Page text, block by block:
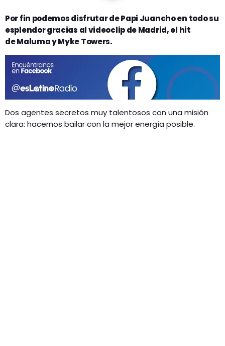
ACTUALIDAD
ESPECTÁCULOS
MÚSICA
ENTRETENIMIENTO
PROGRAMACIÓN
RADIO SPLENDID
Por fin podemos disfrutar de Papi Juancho en todo su
esplendor gracias al videoclip de Madrid, el hit
de Maluma y Myke Towers.
Dos agentes secretos muy talentosos con una misión
clara: hacernos bailar con la mejor energía posible.